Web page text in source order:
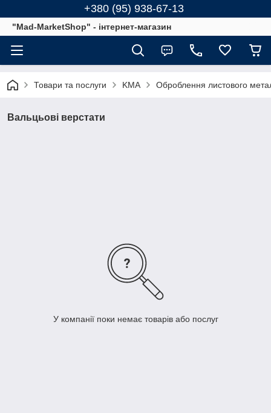
+380 (95) 938-67-13
"Mad-MarketShop" - інтернет-магазин
Товари та послуги KMA Оброблення листового
Вальцьові верстати
У компанії поки немає товарів або послуг